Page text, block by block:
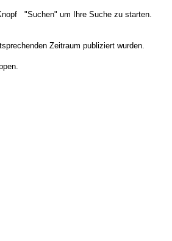
"Suchen" um Ihre Suche zu starten.
Zeitraum publiziert wurden.